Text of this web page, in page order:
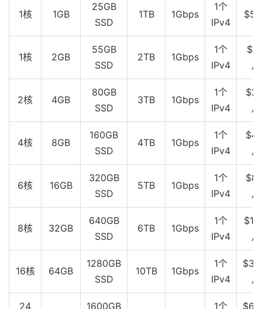
1核 1GB
25GB
SSD
1TB 1Gbps
1个
IPv4
$5/
1核 2GB
55GB
SSD
2TB 1Gbps
1个
IPv4
月
2核 4GB
80GB
SSD
3TB 1Gbps
1个
IPv4
月
4核 8GB
160GB
SSD
4TB 1Gbps
1个
IPv4
月
6核 16GB
320GB
SSD
5TB 1Gbps
1个
IPv4
月
8核 32GB
640GB
SSD
6TB 1Gbps
1个
IPv4
月
16核 64GB
1280GB
SSD
10TB 1Gbps
1个
IPv4
月
24 1600GB 1个